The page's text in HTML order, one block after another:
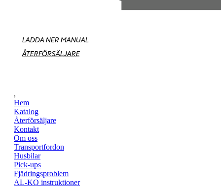
LADDA NER MANUAL
ÅTERFÖRSÄLJARE
,
Hem
Katalog
Återförsäljare
Kontakt
Om oss
Transportfordon
Husbilar
Pick-ups
Fjädringsproblem
AL-KO instruktioner